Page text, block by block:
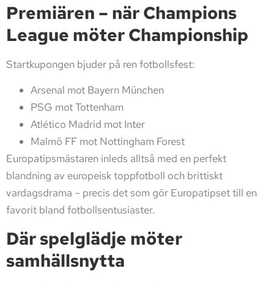
Premiären – när Champions
League möter Championship
Startkupongen bjuder på ren fotbollsfest:
Arsenal mot Bayern München
PSG mot Tottenham
Atlético Madrid mot Inter
Malmö FF mot Nottingham Forest
Europatipsmästaren inleds alltså med en perfekt
blandning av europeisk toppfotboll och brittiskt
vardagsdrama – precis det som gör Europatipset till en
favorit bland fotbollsentusiaster.
Där spelglädje möter
samhällsnytta